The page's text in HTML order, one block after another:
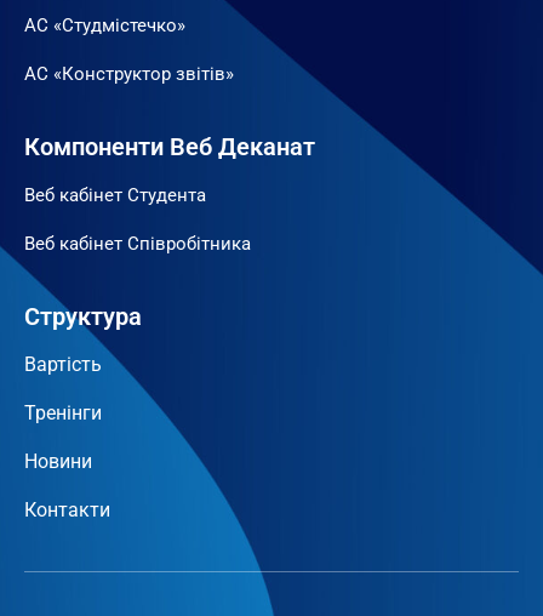
АС «Студмістечко»
АС «Конструктор звітів»
Компоненти Веб Деканат
Веб кабінет Студента
Веб кабінет Співробітника
Структура
Вартість
Тренінги
Новини
Контакти